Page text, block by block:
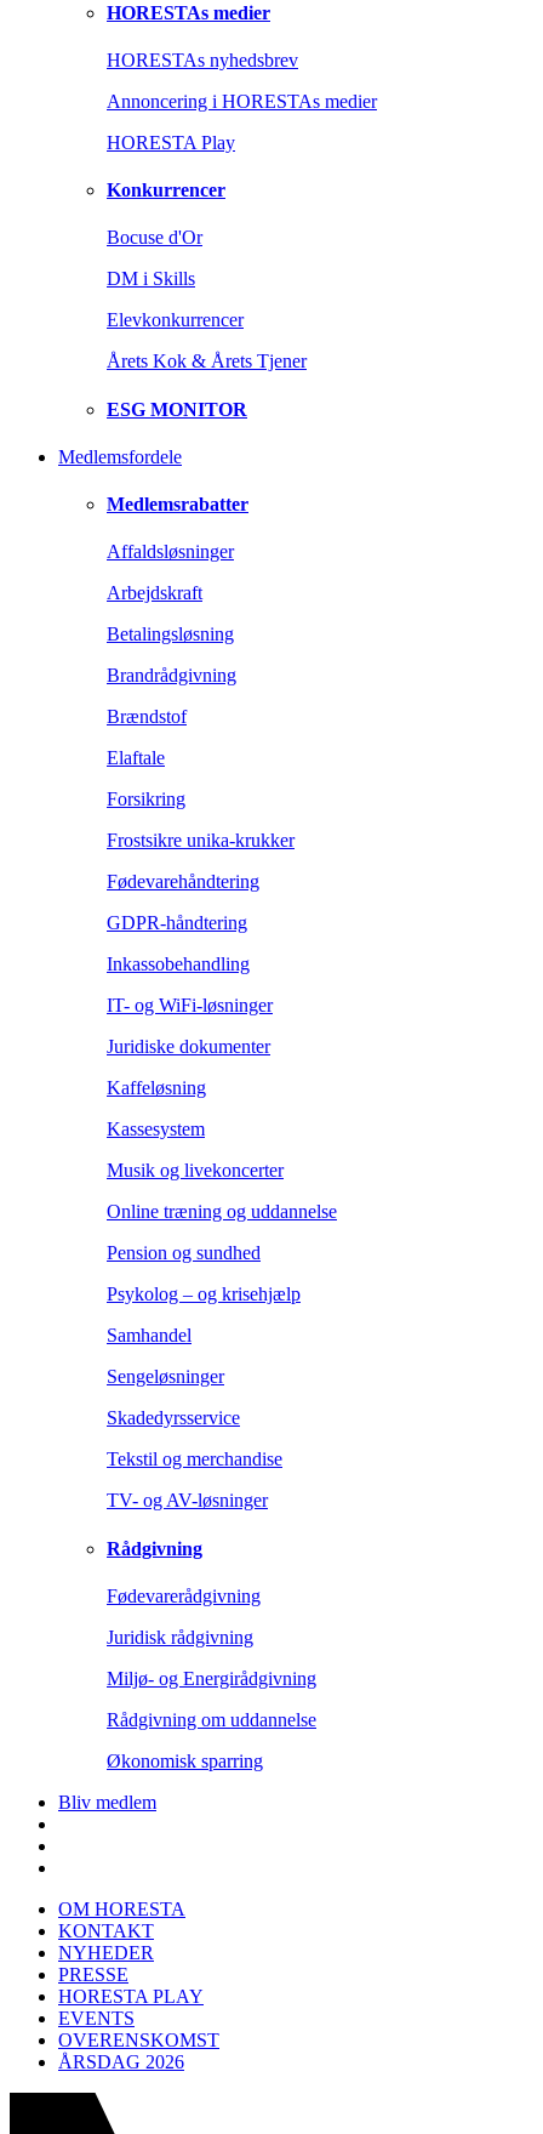
HORESTAs medier
HORESTAs nyhedsbrev
Annoncering i HORESTAs medier
HORESTA Play
Konkurrencer
Bocuse d'Or
DM i Skills
Elevkonkurrencer
Årets Kok & Årets Tjener
ESG MONITOR
Medlemsfordele
Medlemsrabatter
Affaldsløsninger
Arbejdskraft
Betalingsløsning
Brandrådgivning
Brændstof
Elaftale
Forsikring
Frostsikre unika-krukker
Fødevarehåndtering
GDPR-håndtering
Inkassobehandling
IT- og WiFi-løsninger
Juridiske dokumenter
Kaffeløsning
Kassesystem
Musik og livekoncerter
Online træning og uddannelse
Pension og sundhed
Psykolog – og krisehjælp
Samhandel
Sengeløsninger
Skadedyrsservice
Tekstil og merchandise
TV- og AV-løsninger
Rådgivning
Fødevarerådgivning
Juridisk rådgivning
Miljø- og Energirådgivning
Rådgivning om uddannelse
Økonomisk sparring
Bliv medlem
OM HORESTA
KONTAKT
NYHEDER
PRESSE
HORESTA PLAY
EVENTS
OVERENSKOMST
ÅRSDAG 2026